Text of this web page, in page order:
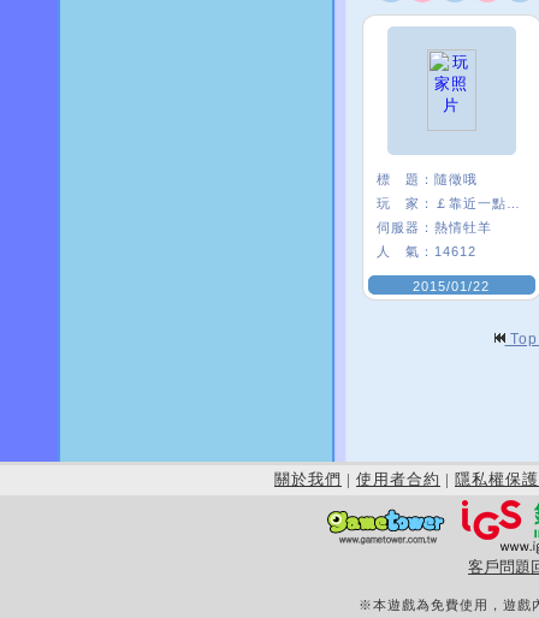
標 題： 隨徵哦
玩 家：
伺服器： 熱情牡羊
人 氣： 14612
2015/01/22
關於我們 | 使用者合約 | 隱私權保護
客戶問題
※本遊戲為免費使用，遊戲